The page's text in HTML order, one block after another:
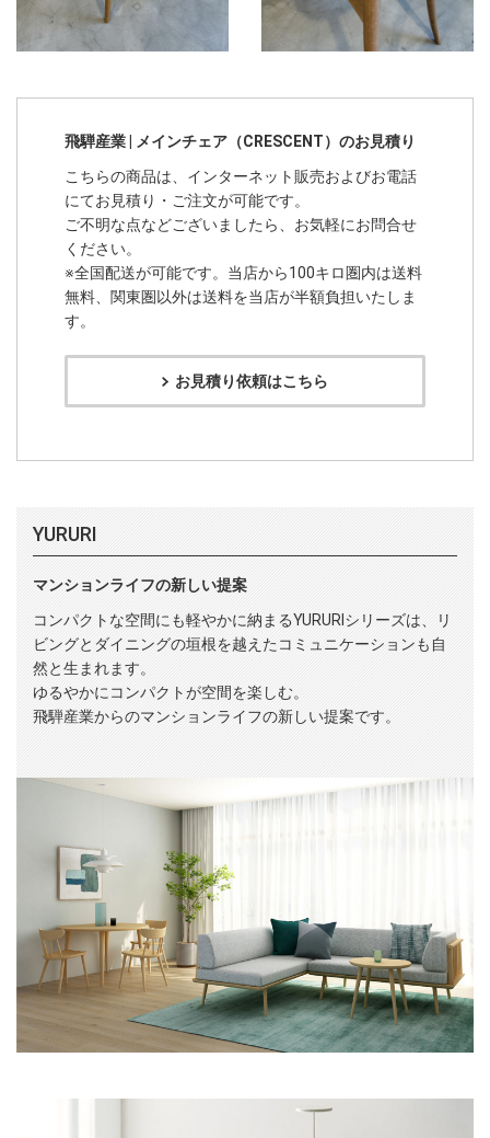
飛騨産業 | メインチェア（CRESCENT）のお見積り
こちらの商品は、インターネット販売およびお電話
にてお見積り・ご注文が可能です。
ご不明な点などございましたら、お気軽にお問合せ
ください。
※全国配送が可能です。当店から100キロ圏内は送料
無料、関東圏以外は送料を当店が半額負担いたしま
す。
お見積り依頼はこちら
YURURI
マンションライフの新しい提案
コンパクトな空間にも軽やかに納まるYURURIシリーズは、リ
ビングとダイニングの垣根を越えたコミュニケーションも自
然と生まれます。
ゆるやかにコンパクトが空間を楽しむ。
飛騨産業からのマンションライフの新しい提案です。